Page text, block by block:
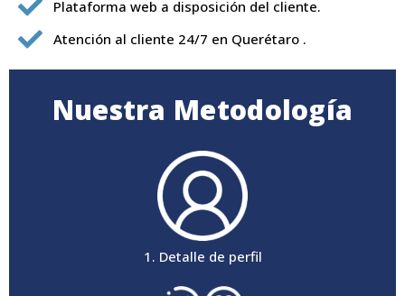
Plataforma web a disposición del cliente.
Atención al cliente 24/7 en Querétaro .
Nuestra Metodología​
1. Detalle de perfil